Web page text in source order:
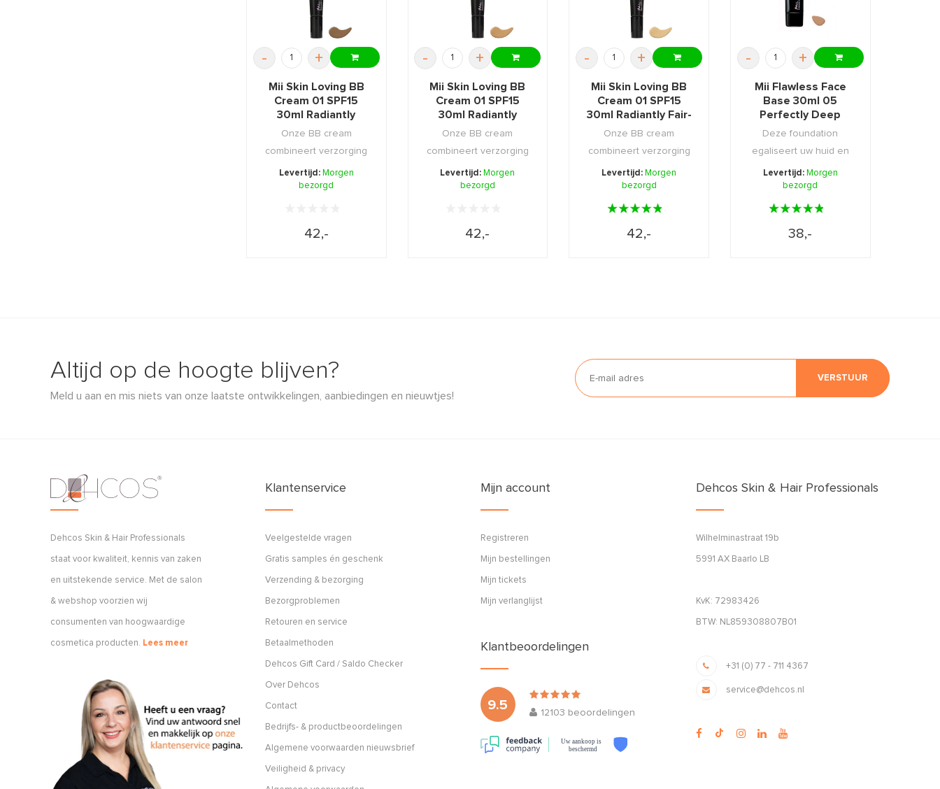
- +
Mii Skin Loving BB
Cream 01 SPF15
30ml Radiantly
Tanned-03
Onze BB cream
combineert verzorging
en bescherming met
een v ...
Levertijd: Morgen
bezorgd
42,-
- +
Mii Skin Loving BB
Cream 01 SPF15
30ml Radiantly
Medium-02
Onze BB cream
combineert verzorging
en bescherming met
een v ...
Levertijd: Morgen
bezorgd
42,-
- +
Mii Skin Loving BB
Cream 01 SPF15
30ml Radiantly Fair-
01
Onze BB cream
combineert verzorging
en bescherming met
een v ...
Levertijd: Morgen
bezorgd
42,-
- +
Mii Flawless Face
Base 30ml 05
Perfectly Deep
Deze foundation
egaliseert uw huid en
camoufleert tevens kle
...
Levertijd: Morgen
bezorgd
38,-
Altijd op de hoogte blijven?
Meld u aan en mis niets van onze laatste ontwikkelingen, aanbiedingen en nieuwtjes!
VERSTUUR
Dehcos Skin & Hair Professionals
staat voor kwaliteit, kennis van zaken
en uitstekende service. Met de salon
& webshop voorzien wij
consumenten van hoogwaardige
cosmetica producten. Lees meer
Klantenservice
Veelgestelde vragen
Gratis samples én geschenk
Verzending & bezorging
Bezorgproblemen
Retouren en service
Betaalmethoden
Dehcos Gift Card / Saldo Checker
Over Dehcos
Contact
Bedrijfs- & productbeoordelingen
Algemene voorwaarden nieuwsbrief
Veiligheid & privacy
Mijn account
Registreren
Mijn bestellingen
Mijn tickets
Mijn verlanglijst
Klantbeoordelingen
9.5
12103 beoordelingen
Uw aankoop is
beschermd
Dehcos Skin & Hair Professionals
Wilhelminastraat 19b
5991 AX Baarlo LB
KvK: 72983426
BTW: NL859308807B01
+31 (0) 77 - 711 4367
service@dehcos.nl